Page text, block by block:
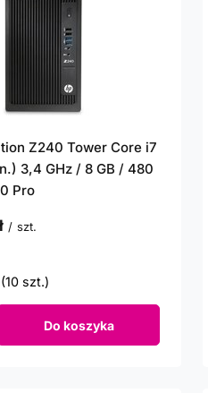
Z240 Tower Core i7
3,4 GHz / 8 GB / 480
Pro
/ szt.
szt.)
Do koszyka